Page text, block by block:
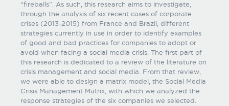
“fireballs”. As such, this research aims to investigate,
through the analysis of six recent cases of corporate
crises (2013-2015) from France and Brazil, different
strategies currently in use in order to identify examples
of good and bad practices for companies to adopt or
avoid when facing a social media crisis. The first part of
this research is dedicated to a review of the literature on
crisis management and social media. From that review,
we were able to design a matrix model, the Social Media
Crisis Management Matrix, with which we analyzed the
response strategies of the six companies we selected.